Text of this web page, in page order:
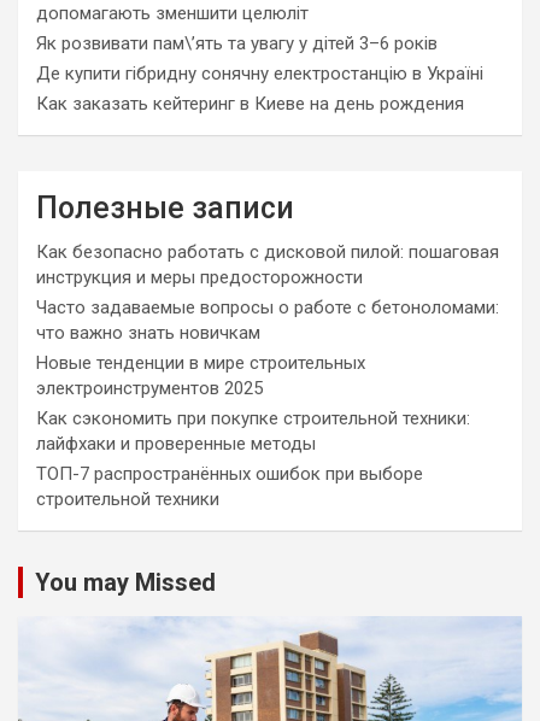
допомагають зменшити целюліт
Як розвивати пам\’ять та увагу у дітей 3–6 років
Де купити гібридну сонячну електростанцію в Україні
Как заказать кейтеринг в Киеве на день рождения
Полезные записи
Как безопасно работать с дисковой пилой: пошаговая
инструкция и меры предосторожности
Часто задаваемые вопросы о работе с бетоноломами:
что важно знать новичкам
Новые тенденции в мире строительных
электроинструментов 2025
Как сэкономить при покупке строительной техники:
лайфхаки и проверенные методы
ТОП-7 распространённых ошибок при выборе
строительной техники
You may Missed